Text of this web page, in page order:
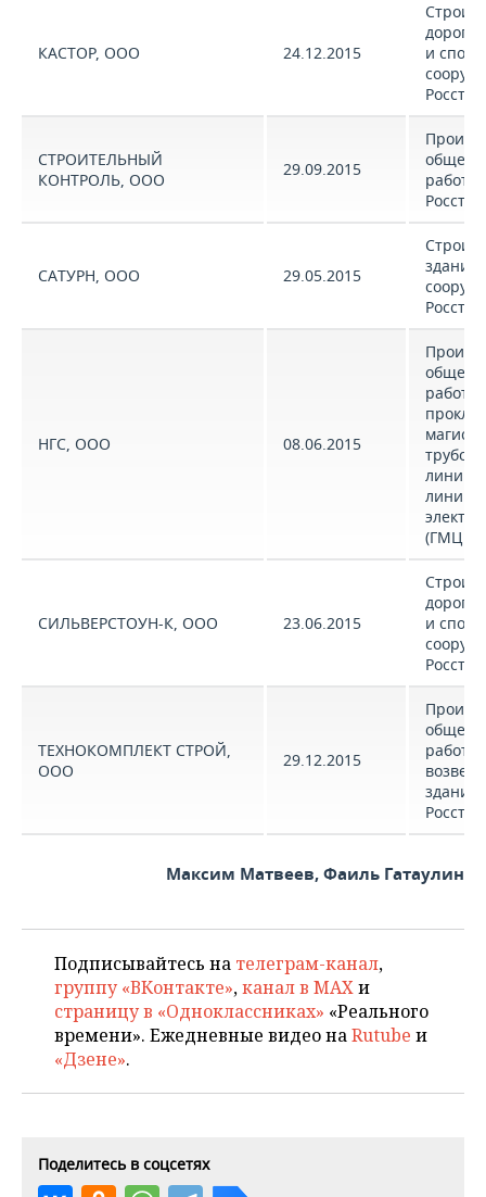
КАСТОР, ООО 24.12.2015
дорог,
и
СТРОИТЕЛЬНЫЙ
КОНТРОЛЬ, ООО
29.09.2015
работ
САТУРН, ООО 29.05.2015
зданий
НГС, ООО 08.06.2015
работ
линий
линий
(ГМЦ
СИЛЬВЕРСТОУН-К, ООО 23.06.2015
дорог,
и
ТЕХНОКОМПЛЕКТ СТРОЙ,
ООО
29.12.2015
работ
зданий
Максим Матвеев, Фаиль Гатаулин
Подписывайтесь на телеграм-канал,
группу «ВКонтакте»,канал в MAXи
страницу в «Одноклассниках» «Реального
времени». Ежедневные видео наRutube и
«Дзене».
Поделитесь в соцсетях